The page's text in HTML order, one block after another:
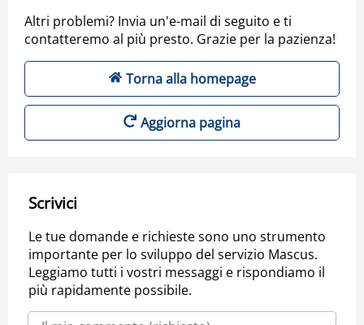
Altri problemi? Invia un'e-mail di seguito e ti
contatteremo al più presto. Grazie per la pazienza!
Torna alla homepage
Aggiorna pagina
Scrivici
Le tue domande e richieste sono uno strumento
importante per lo sviluppo del servizio Mascus.
Leggiamo tutti i vostri messaggi e rispondiamo il
più rapidamente possibile.